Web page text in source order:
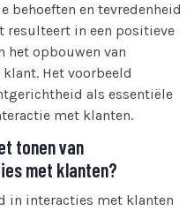
behoeften en tevredenheid
resulteert in een positieve
het opbouwen van
Het voorbeeld
als essentiële
met klanten.
tonen van
met klanten?
in interacties met klanten